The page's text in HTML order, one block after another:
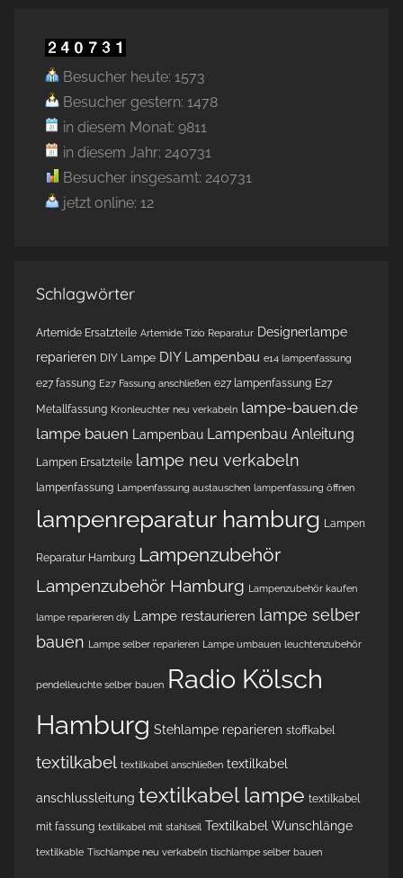
Besucher heute: 1573
Besucher gestern: 1478
in diesem Monat: 9811
in diesem Jahr: 240731
Besucher insgesamt: 240731
jetzt online: 12
Schlagwörter
Artemide Ersatzteile Artemide Tizio Reparatur Designerlampe
reparieren DIY Lampe DIY Lampenbau e14 lampenfassung
e27 fassung E27 Fassung anschließen e27 lampenfassung E27
Metallfassung Kronleuchter neu verkabeln lampe-bauen.de
lampe bauen
Lampenbau Lampenbau Anleitung
Lampen Ersatzteile lampe neu verkabeln
lampenfassung Lampenfassung austauschen lampenfassung öffnen
lampenreparatur hamburg Lampen
Reparatur Hamburg Lampenzubehör
Lampenzubehör Hamburg Lampenzubehör kaufen
lampe reparieren diy Lampe restaurieren lampe selber
bauen Lampe selber reparieren Lampe umbauen leuchtenzubehör
pendelleuchte selber bauen Radio Kölsch
Hamburg Stehlampe reparieren stoffkabel
textilkabel textilkabel anschließen textilkabel
anschlussleitung textilkabel lampe textilkabel
mit fassung textilkabel mit stahlseil Textilkabel Wunschlänge
textilkable Tischlampe neu verkabeln tischlampe selber bauen